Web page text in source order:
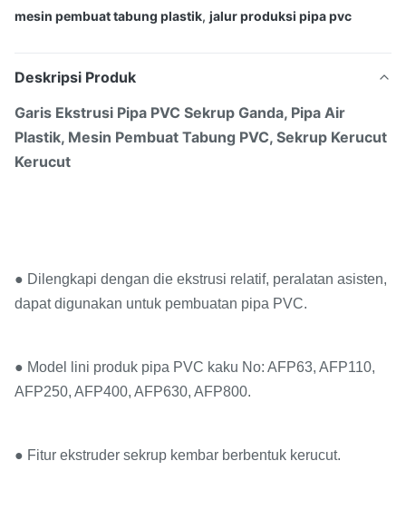
mesin pembuat tabung plastik, jalur produksi pipa pvc
Deskripsi Produk
Garis Ekstrusi Pipa PVC Sekrup Ganda, Pipa Air
Plastik, Mesin Pembuat Tabung PVC, Sekrup Kerucut
Kerucut
● Dilengkapi dengan die ekstrusi relatif, peralatan asisten,
dapat digunakan untuk pembuatan pipa PVC.
● Model lini produk pipa PVC kaku No: AFP63, AFP110,
AFP250, AFP400, AFP630, AFP800.
● Fitur ekstruder sekrup kembar berbentuk kerucut.